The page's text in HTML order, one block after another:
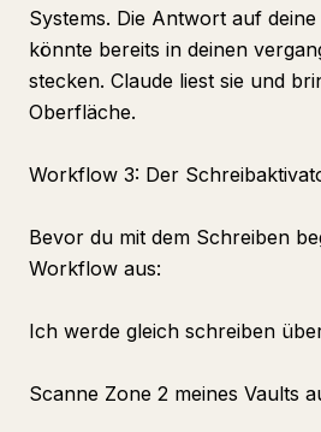
Systems. Die Antwort auf
könnte bereits in deinen
stecken. Claude liest sie und
Oberfläche.
Workflow 3: Der
Bevor du mit dem Schreiben
Workflow aus:
Ich werde gleich schreiben
Scanne Zone 2 meines Vaults